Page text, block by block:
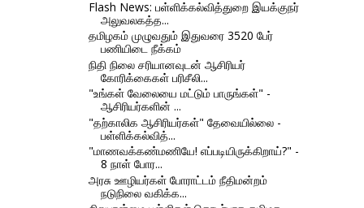
Flash News: பள்ளிக்கல்வித்துறை இயக்குநர்
அலுவலகத்த...
தமிழகம் முழுவதும் இதுவரை 3520 பேர்
பணியிடை நீக்கம்
நிதி நிலை சரியானவுடன் ஆசிரியர்
கோரிக்கைகள் பரிசீலி...
"உங்கள் வேலையை மட்டும் பாருங்கள்" -
ஆசிரியர்களின் ...
"தற்காலிக ஆசிரியர்கள்" தேவையில்லை -
பள்ளிக்கல்வித்...
"மாணவக்கண்மணியே! எப்படியிருக்கிறாய்?" -
8 நாள் போர...
அரசு ஊழியர்கள் போராட்டம் நீதிமன்றம்
நடுநிலை வகிக்க...